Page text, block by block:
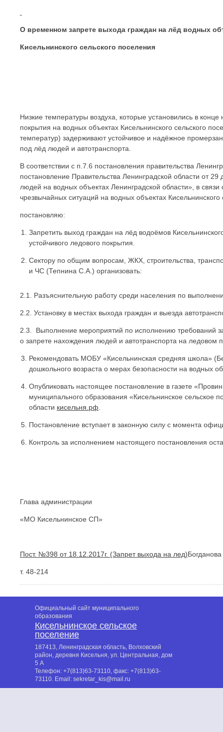
О временном запрете выхода граждан на лёд водных
Кисельнинского сельского поселения
Низкие температуры воздуха, которые установились в
покрытия на водных объектах Кисельнинского сельского
температур) задерживают устойчивое и надёжное
под лёд людей и автотранспорта.
В соответствии с п.7.6 постановления правительства
постановление Правительства Ленинградской области от
людей на водных объектах Ленинградской области», в
чрезвычайных ситуаций на водных объектах Кисельнинского
постановляю:
Запретить выход граждан на лёд водоёмов
устойчивого ледового покрытия.
Сектору по общим вопросам, ЖКХ, строительства,
и ЧС (Тепнина С.А.) организовать:
2.1. Разъяснительную работу среди населения по
2.2. Установку в местах выхода граждан и выезда
2.3. Выполнение мероприятий по исполнению требований
о запрете нахождения людей и автотранспорта на ледовом
Рекомендовать МОБУ «Кисельнинская средняя школа»
дошкольного возраста о мерах безопасности на водных
Опубликовать настоящее постановление в газете
муниципального образования «Кисельнинское сельское
области кисельня.рф
Постановление вступает в законную силу с момента
Контроль за исполнением настоящего постановления
Глава администрации
«МО Кисельнинское СП»
Пост. №398 от 18.12.2017г. (Запрет выхода на лед)
т. 48-214
Официальный сайт муниципального
образования
Кисельнинское сельское
поселение
187413, Ленинградская область, Волховский
район, деревня Кисельня, ул. Центральная, дом
5 А
Телефон: +7(813)63-73110, факс: +7(813)63-
73110. Email: sekretar_kis@mail.ru